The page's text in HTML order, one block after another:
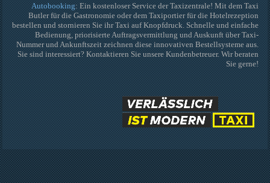
Autobooking: Ein kostenloser Service der Taxizentrale! Mit dem Taxi
Butler für die Gastronomie oder dem Taxiportier für die Hotelrezeption
bestellen und stornieren Sie ihr Taxi auf Knopfdruck. Schnelle und einfache
Bedienung, priorisierte Auftragsvermittlung und Auskunft über Taxi-
Nummer und Ankunftszeit zeichnen diese innovativen Bestellsysteme aus.
Sie sind interessiert? Kontaktieren Sie unsere Kundenbetreuer. Wir beraten
Sie gerne!